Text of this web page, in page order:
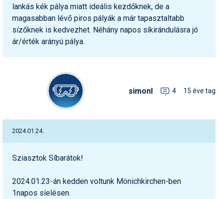
lankás kék pálya miatt ideális kezdőknek, de a
magasabban lévő piros pályák a már tapasztaltabb
sízőknek is kedvezhet. Néhány napos síkirándulásra jó
ár/érték arányú pálya.
simonl 4 15 éve tag
2024.01.24.
Sziasztok Síbarátok!
2024.01.23-án kedden voltunk Mönichkirchen-ben
1napos síelésen.